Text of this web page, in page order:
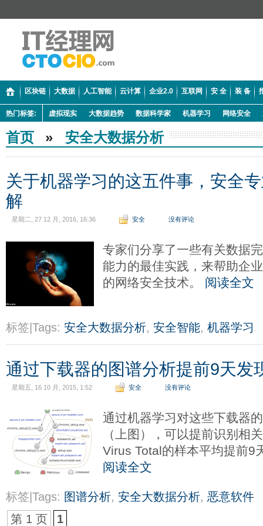
区块链 大数据 人工智能 云计算 企业2.0 互联网 安 全 装 备
热门标签: 虚拟现实 大数据趋势 数据科学家 机器学习 网络安全
首页 » 安全大数据分析
关于机器学习的这五件事，安全
解
星期二, 27 12 月, 2016, 16:36 安全 没有评论
专家们分享了一些有关数据
能力的最佳实践，来帮助企
的网络安全技术。 阅读全文
标签|Tags: 安全大数据分析, 安全智能, 机器学习
通过下载器的图谱分析提前9天发
星期五, 16 10 月, 2015, 1:52 安全 没有评论
通过机器学习对这些下载器
（上图），可以提前识别相
Virus Total的样本平均提前9
阅读全文
标签|Tags: 图谱分析, 安全大数据分析, 恶意软件
第 1 页
1